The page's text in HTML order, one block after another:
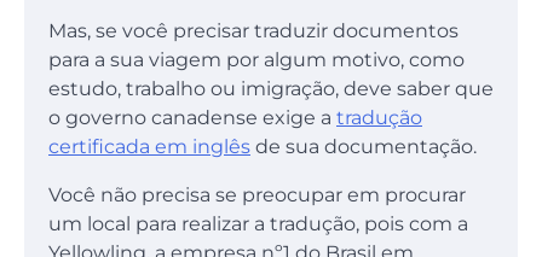
Mas, se você precisar traduzir documentos
para a sua viagem por algum motivo, como
estudo, trabalho ou imigração, deve saber que
o governo canadense exige a tradução
certificada em inglês de sua documentação.
Você não precisa se preocupar em procurar
um local para realizar a tradução, pois com a